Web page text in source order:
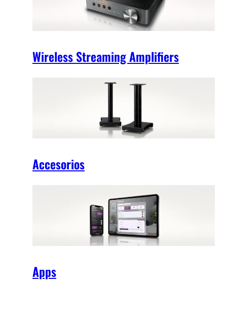
Wireless Streaming Amplifiers
Accesorios
Apps